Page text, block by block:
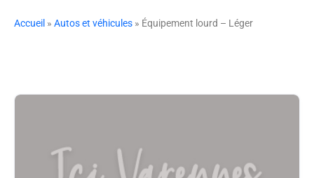
Accueil » Autos et véhicules » Équipement lourd – Léger